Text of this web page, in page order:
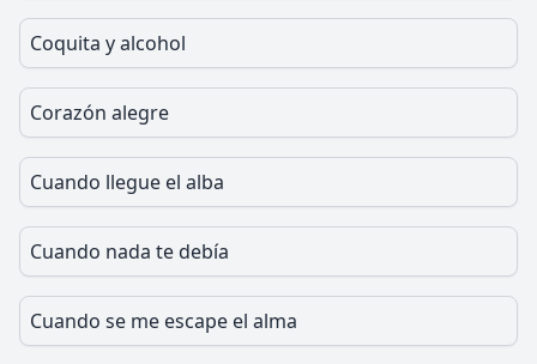
Coquita y alcohol
Corazón alegre
Cuando llegue el alba
Cuando nada te debía
Cuando se me escape el alma